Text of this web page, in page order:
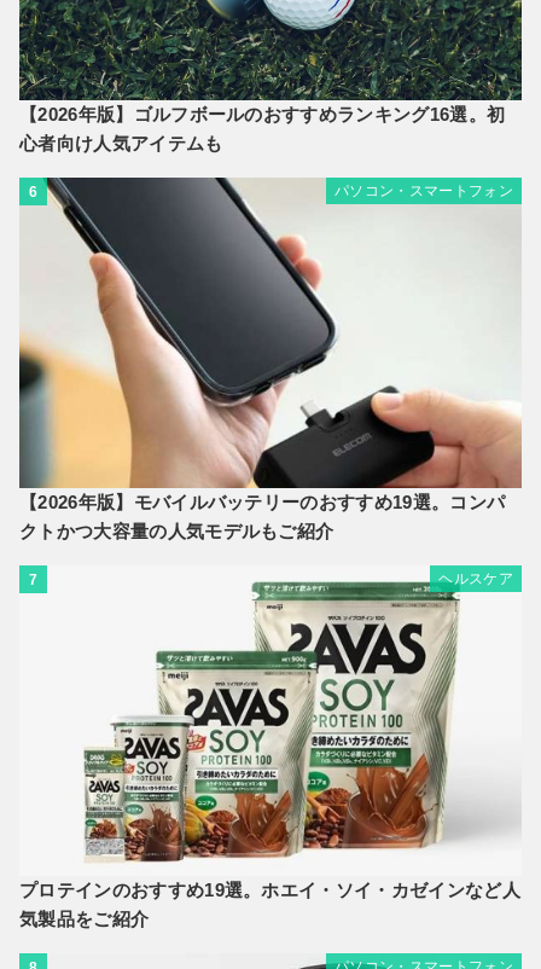
【2026年版】ゴルフボールのおすすめランキング16選。初
心者向け人気アイテムも
6 パソコン・スマートフォン
【2026年版】モバイルバッテリーのおすすめ19選。コンパ
クトかつ大容量の人気モデルもご紹介
7 ヘルスケア
プロテインのおすすめ19選。ホエイ・ソイ・カゼインなど人
気製品をご紹介